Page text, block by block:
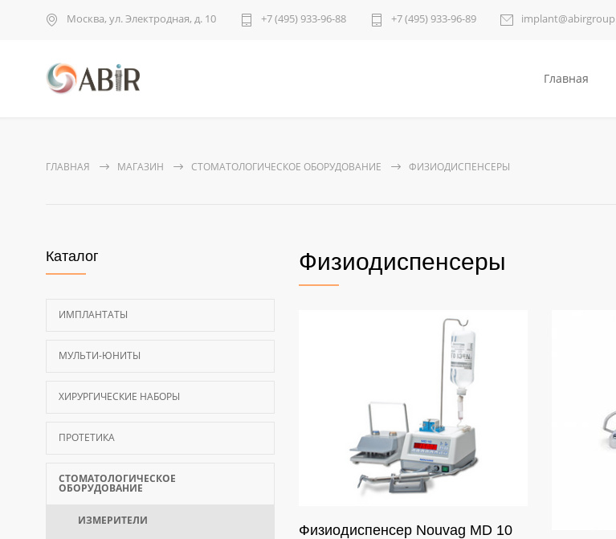
Москва, ул. Электродная, д. 10 +7 (495) 933-96-88 +7 (495) 933-96-89
Главная
ГЛАВНАЯ МАГАЗИН СТОМАТОЛОГИЧЕСКОЕ ОБОРУДОВАНИЕ ФИЗИОДИСПЕНСЕРЫ
Каталог
ИМПЛАНТАТЫ
МУЛЬТИ-ЮНИТЫ
ХИРУРГИЧЕСКИЕ НАБОРЫ
ПРОТЕТИКА
СТОМАТОЛОГИЧЕСКОЕ
ОБОРУДОВАНИЕ
ИЗМЕРИТЕЛИ
Физиодиспенсеры
Физиодиспенсер Nouvag MD 10